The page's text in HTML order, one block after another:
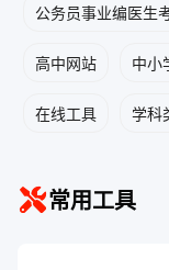
公务员事业编医生
高中网站 中小
在线工具 学科
常用工具